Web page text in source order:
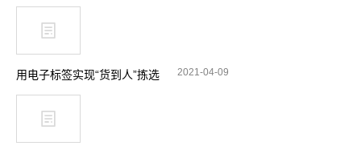
用电子标签实现“货到人”拣选 2021-04-09